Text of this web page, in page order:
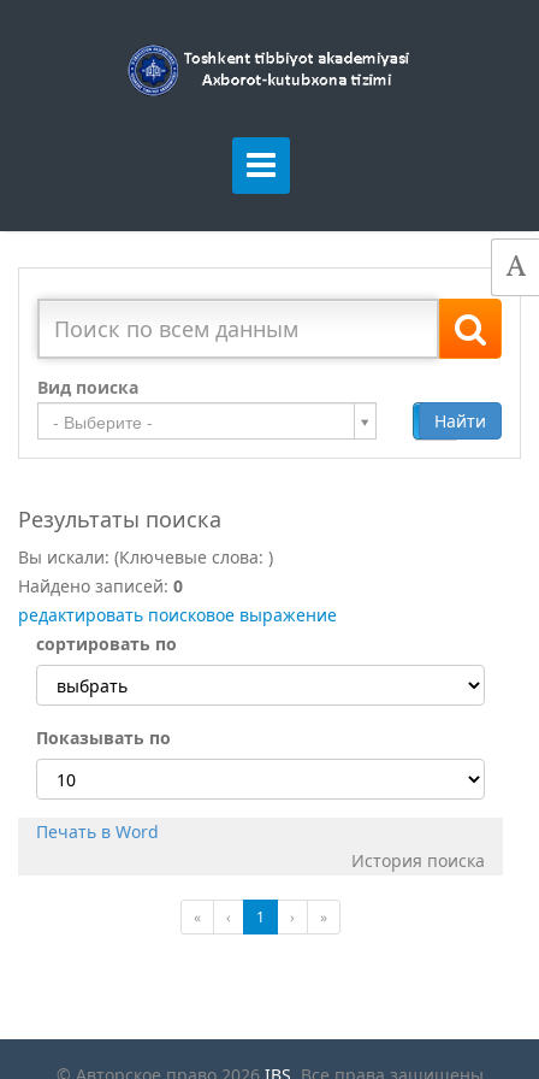
Вид поиска
- Выберите - Добавить
Найти
Результаты поиска
Вы искали: (Ключевые слова: )
Найдено записей: 0
редактировать поисковое выражение
сортировать по
Показывать по
Печать в Word
История поиска
« ‹ 1 › »